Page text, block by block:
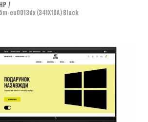
HP
eu0013dx (341X1UA) Black